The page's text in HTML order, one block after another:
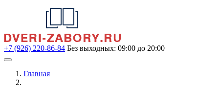
+7 (926) 220-86-84 Без выходных: 09:00 до 20:00
Главная